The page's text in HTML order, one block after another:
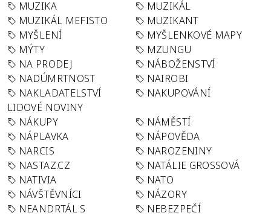
MUZIKA
MUZIKÁL
MUZIKÁL MEFISTO
MUZIKANT
MYŠLENÍ
MYŠLENKOVÉ MAPY
MÝTY
MZUNGU
NA PRODEJ
NÁBOŽENSTVÍ
NADÚMRTNOST
NAIROBI
NAKLADATELSTVÍ
LIDOVÉ NOVINY
NAKUPOVÁNÍ
NÁKUPY
NÁMĚSTÍ
NÁPLAVKA
NÁPOVĚDA
NARCIS
NAROZENINY
NASTAZ.CZ
NATÁLIE GROSSOVÁ
NATIVIA
NATO
NÁVŠTĚVNÍCI
NÁZORY
NEANDRTÁL S
NEBEZPEČÍ